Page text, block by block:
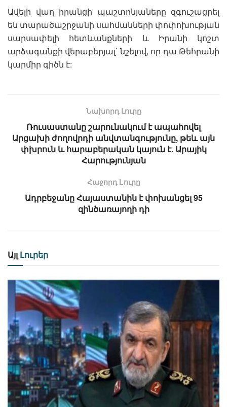
Ավելի վաղ իրանցի պաշտոնյաները զգուշացրել
են տարածաշրջանի սահմանների փոփոխության
սարսափելի հետևանքների և Իրանի կոշտ
արձագանքի վերաբերյալ՝ նշելով, որ դա Թեհրանի
կարմիր գիծն է:
Նախորդ Լուրը
Ռուսաստանը շարունակում է ապահովել
Արցախի ժողովրդի անվտանգությունը, թեև այն
փխրուն և հարաբերական կայուն է. Արայիկ
Հարությունյան
Հաջորդ Lուրը
Ադրբեջանը Հայաստանին է փոխանցել 95
զինծառայողի դի
Այլ Լուրեր